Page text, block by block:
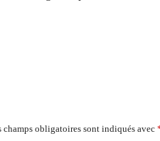
champs obligatoires sont indiqués avec